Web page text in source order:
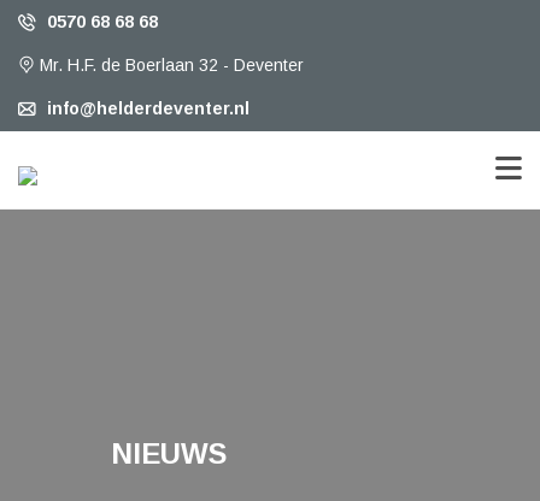
0570 68 68 68
Mr. H.F. de Boerlaan 32 - Deventer
info@helderdeventer.nl
NIEUWS